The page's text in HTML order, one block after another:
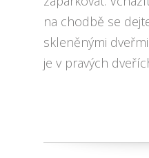
na chodbě se
skleněnými
je v pravých